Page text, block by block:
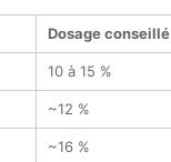
Dosage conseillé
10 à 15 %
~12 %
~16 %